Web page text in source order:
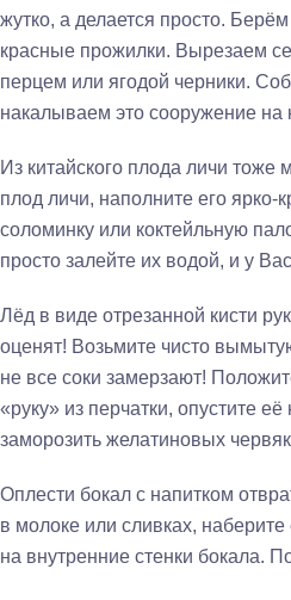
жутко, а делается просто.
красные прожилки. Вырезаем
перцем или ягодой черники.
накалываем это сооружение на
Из китайского плода личи
плод личи, наполните его ярко-
соломинку или коктейльную
просто залейте их водой, и у
Лёд в виде отрезанной кисти
оценят! Возьмите чисто
не все соки замерзают!
«руку» из перчатки, опустите
заморозить желатиновых
Оплести бокал с напитком
в молоке или сливках,
на внутренние стенки бокала.